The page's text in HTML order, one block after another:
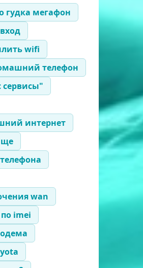
гудка мегафон
wifi
телефон
сервисы"
интернет
wan
imei